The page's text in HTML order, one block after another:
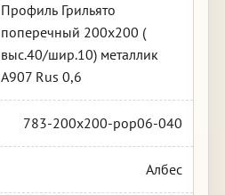
Профиль Грильято
поперечный 200х200 (
выс.40/шир.10) металлик
А907 Rus 0,6
783-200x200-pop06-040
Албес